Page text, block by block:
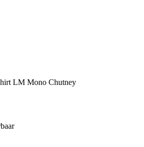
LM Mono Chutney